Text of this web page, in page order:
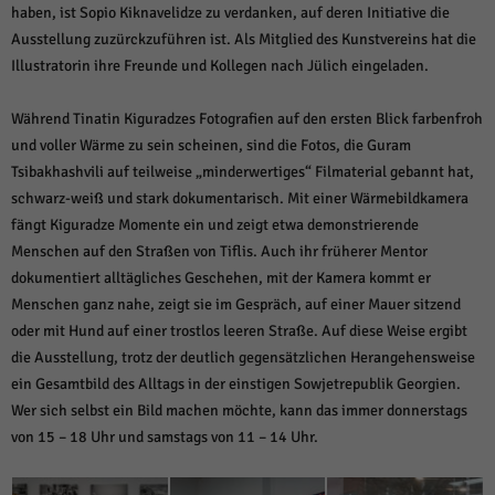
haben, ist Sopio Kiknavelidze zu verdanken, auf deren Initiative die
Ausstellung zuzürckzuführen ist. Als Mitglied des Kunstvereins hat die
Illustratorin ihre Freunde und Kollegen nach Jülich eingeladen.
Während Tinatin Kiguradzes Fotografien auf den ersten Blick farbenfroh
und voller Wärme zu sein scheinen, sind die Fotos, die Guram
Tsibakhashvili auf teilweise „minderwertiges“ Filmaterial gebannt hat,
schwarz-weiß und stark dokumentarisch. Mit einer Wärmebildkamera
fängt Kiguradze Momente ein und zeigt etwa demonstrierende
Menschen auf den Straßen von Tiflis. Auch ihr früherer Mentor
dokumentiert alltägliches Geschehen, mit der Kamera kommt er
Menschen ganz nahe, zeigt sie im Gespräch, auf einer Mauer sitzend
oder mit Hund auf einer trostlos leeren Straße. Auf diese Weise ergibt
die Ausstellung, trotz der deutlich gegensätzlichen Herangehensweise
ein Gesamtbild des Alltags in der einstigen Sowjetrepublik Georgien.
Wer sich selbst ein Bild machen möchte, kann das immer donnerstags
von 15 – 18 Uhr und samstags von 11 – 14 Uhr.
auswählen.
Alle akzeptieren Speichern und weiter
Zurück
Datenschutzeinstellungen
Essenziell (1)
Essenzielle Cookies ermöglichen grundlegende Funktionen und sind für die
Cookie-Informationen anzeigen
Statistiken (1)
Statistik Cookies erfassen Informationen anonym. Diese Informationen helfen
Cookie-Informationen anzeigen
Marketing (1)
um personalisierte Werbung anzuzeigen. Sie tun dies, indem sie Besucher